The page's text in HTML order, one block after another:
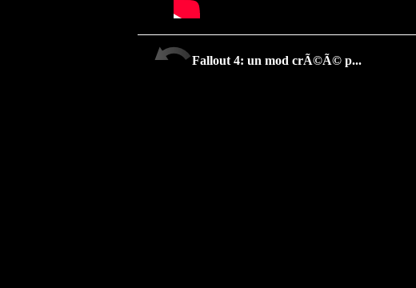
Fallout 4: un mod crÃ©Ã© p...